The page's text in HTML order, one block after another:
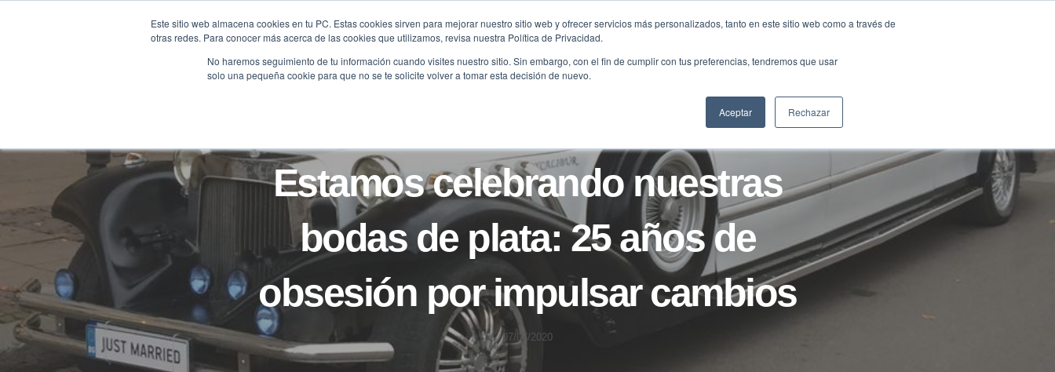
Este sitio web almacena cookies en tu PC. Estas cookies sirven para mejorar nuestro sitio web y ofrecer servicios más personalizados, tanto en este sitio web como a través de
otras redes. Para conocer más acerca de las cookies que utilizamos, revisa nuestra Política de Privacidad.
No haremos seguimiento de tu información cuando visites nuestro sitio. Sin embargo, con el fin de cumplir con tus preferencias, tendremos que usar
solo una pequeña cookie para que no se te solicite volver a tomar esta decisión de nuevo.
Aceptar Rechazar
HOME B2B FILANTROPÍA LONGEVIDAD
Estamos celebrando nuestras
bodas de plata: 25 años de
obsesión por impulsar cambios
07/07/2020